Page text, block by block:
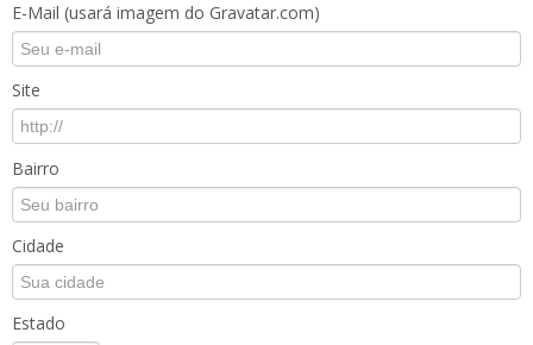
E-Mail (usará imagem do Gravatar.com)
Site
Bairro
Cidade
Estado